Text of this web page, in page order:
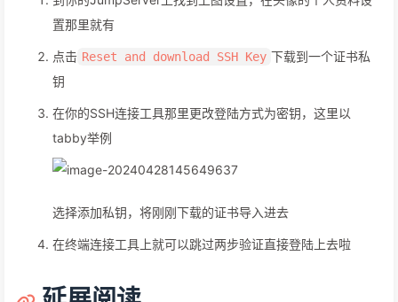
置那里就有
点击 Reset and download SSH Key 下载到一个证书私
钥
在你的SSH连接工具那里更改登陆方式为密钥，这里以
tabby举例
选择添加私钥，将刚刚下载的证书导入进去
在终端连接工具上就可以跳过两步验证直接登陆上去啦